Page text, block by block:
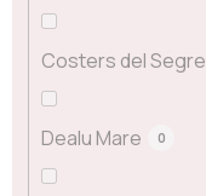
Costers del Segre
Dealu Mare 0